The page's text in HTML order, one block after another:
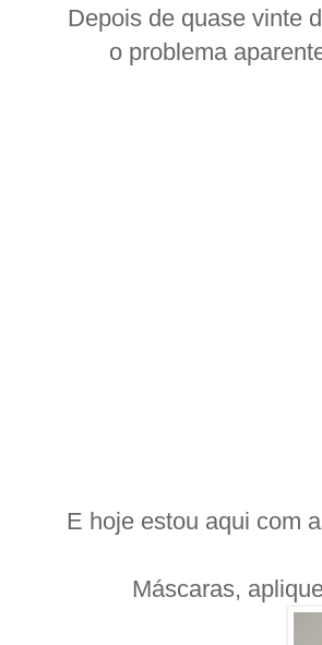
Depois de quase vinte
o problema
E hoje estou aqui com
Máscaras,